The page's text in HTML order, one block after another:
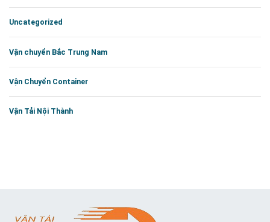
Uncategorized
Vận chuyển Bắc Trung Nam
Vận Chuyển Container
Vận Tải Nội Thành